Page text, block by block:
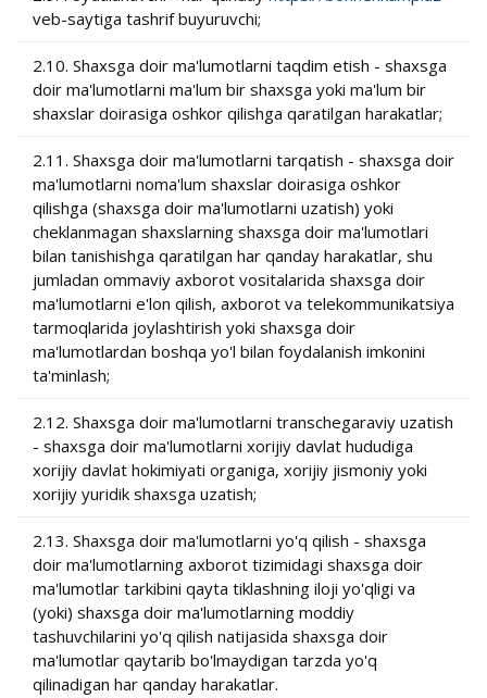
veb-saytiga tashrif buyuruvchi;
2.10. Shaxsga doir ma'lumotlarni taqdim etish - shaxsga
doir ma'lumotlarni ma'lum bir shaxsga yoki ma'lum bir
shaxslar doirasiga oshkor qilishga qaratilgan harakatlar;
2.11. Shaxsga doir ma'lumotlarni tarqatish - shaxsga doir
ma'lumotlarni noma'lum shaxslar doirasiga oshkor
qilishga (shaxsga doir ma'lumotlarni uzatish) yoki
cheklanmagan shaxslarning shaxsga doir ma'lumotlari
bilan tanishishga qaratilgan har qanday harakatlar, shu
jumladan ommaviy axborot vositalarida shaxsga doir
ma'lumotlarni e'lon qilish, axborot va telekommunikatsiya
tarmoqlarida joylashtirish yoki shaxsga doir
ma'lumotlardan boshqa yo'l bilan foydalanish imkonini
ta'minlash;
2.12. Shaxsga doir ma'lumotlarni transchegaraviy uzatish
- shaxsga doir ma'lumotlarni xorijiy davlat hududiga
xorijiy davlat hokimiyati organiga, xorijiy jismoniy yoki
xorijiy yuridik shaxsga uzatish;
2.13. Shaxsga doir ma'lumotlarni yo'q qilish - shaxsga
doir ma'lumotlarning axborot tizimidagi shaxsga doir
ma'lumotlar tarkibini qayta tiklashning iloji yo'qligi va
(yoki) shaxsga doir ma'lumotlarning moddiy
tashuvchilarini yo'q qilish natijasida shaxsga doir
ma'lumotlar qaytarib bo'lmaydigan tarzda yo'q
qilinadigan har qanday harakatlar.